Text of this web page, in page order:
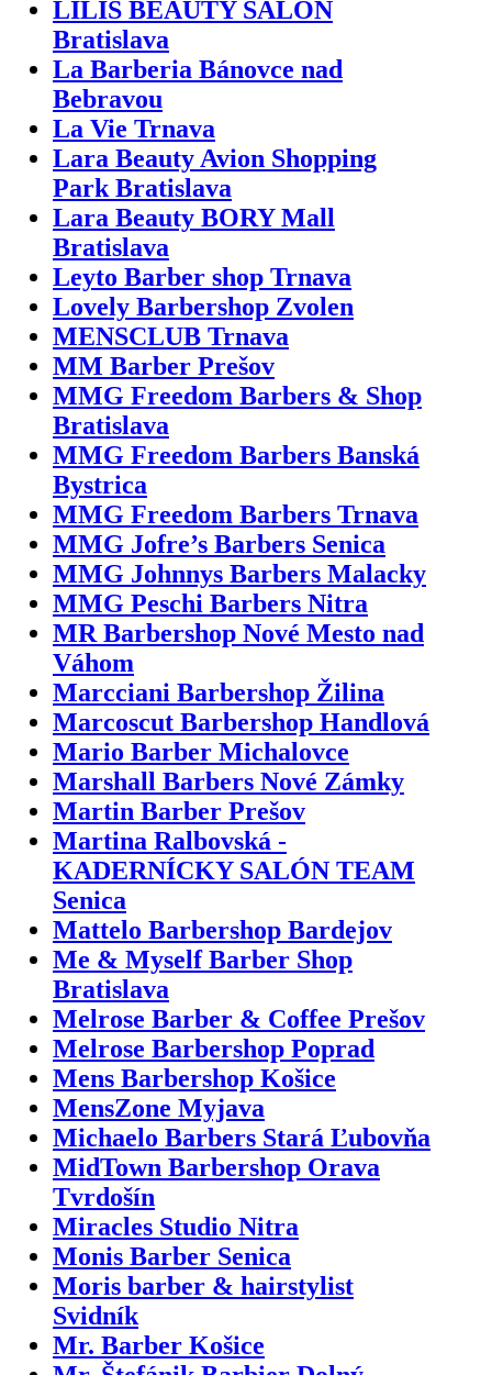
LILIS BEAUTY SALON
Bratislava
La Barberia Bánovce nad
Bebravou
La Vie Trnava
Lara Beauty Avion Shopping
Park Bratislava
Lara Beauty BORY Mall
Bratislava
Leyto Barber shop Trnava
Lovely Barbershop Zvolen
MENSCLUB Trnava
MM Barber Prešov
MMG Freedom Barbers & Shop
Bratislava
MMG Freedom Barbers Banská
Bystrica
MMG Freedom Barbers Trnava
MMG Jofre’s Barbers Senica
MMG Johnnys Barbers Malacky
MMG Peschi Barbers Nitra
MR Barbershop Nové Mesto nad
Váhom
Marcciani Barbershop Žilina
Marcoscut Barbershop Handlová
Mario Barber Michalovce
Marshall Barbers Nové Zámky
Martin Barber Prešov
Martina Ralbovská -
KADERNÍCKY SALÓN TEAM
Senica
Mattelo Barbershop Bardejov
Me & Myself Barber Shop
Bratislava
Melrose Barber & Coffee Prešov
Melrose Barbershop Poprad
Mens Barbershop Košice
MensZone Myjava
Michaelo Barbers Stará Ľubovňa
MidTown Barbershop Orava
Tvrdošín
Miracles Studio Nitra
Monis Barber Senica
Moris barber & hairstylist
Svidník
Mr. Barber Košice